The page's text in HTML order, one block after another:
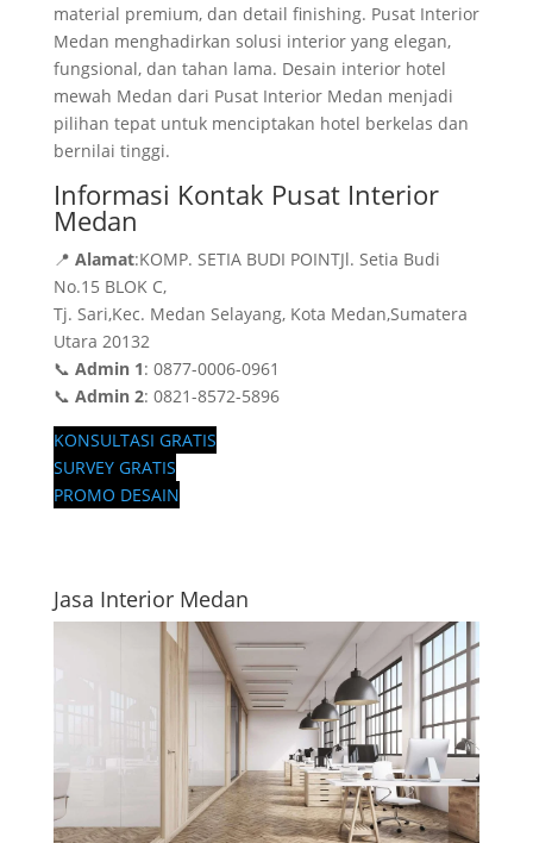
material premium, dan detail finishing. Pusat Interior
Medan menghadirkan solusi interior yang elegan,
fungsional, dan tahan lama. Desain interior hotel
mewah Medan dari Pusat Interior Medan menjadi
pilihan tepat untuk menciptakan hotel berkelas dan
bernilai tinggi.
Informasi Kontak Pusat Interior
Medan
📍 Alamat:KOMP. SETIA BUDI POINTJl. Setia Budi
No.15 BLOK C,
Tj. Sari,Kec. Medan Selayang, Kota Medan,Sumatera
Utara 20132
📞 Admin 1: 0877-0006-0961
📞 Admin 2: 0821-8572-5896
KONSULTASI GRATIS
SURVEY GRATIS
PROMO DESAIN
Jasa Interior Medan